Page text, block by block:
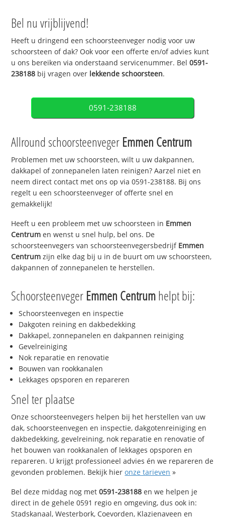
Bel nu vrijblijvend!
Heeft u dringend een schoorsteenveger nodig voor uw
schoorsteen of dak? Ook voor een offerte en/of advies kunt
u ons bereiken via onderstaand servicenummer. Bel0591-
238188 bij vragen over lekkende schoorsteen.
0591-238188
Allround schoorsteenveger Emmen Centrum
Problemen met uw schoorsteen, wilt u uw dakpannen,
dakkapel of zonnepanelen laten reinigen? Aarzel niet en
neem direct contact met ons op via 0591-238188. Bij ons
regelt u een schoorsteenveger of offerte snel en
gemakkelijk!
Heeft u een probleem met uw schoorsteen in Emmen
Centrum en wenst u snel hulp, bel ons. De
schoorsteenvegers van schoorsteenvegersbedrijf Emmen
Centrum zijn elke dag bij u in de buurt om uw schoorsteen,
dakpannen of zonnepanelen te herstellen.
Schoorsteenveger Emmen Centrumhelpt bij:
Schoorsteenvegen en inspectie
Dakgoten reining en dakbedekking
Dakkapel, zonnepanelen en dakpannen reiniging
Gevelreiniging
Nok reparatie en renovatie
Bouwen van rookkanalen
Lekkages opsporen en repareren
Snel ter plaatse
Onze schoorsteenvegers helpen bij het herstellen van uw
dak, schoorsteenvegen en inspectie, dakgotenreiniging en
dakbedekking, gevelreining, nok reparatie en renovatie of
het bouwen van rookkanalen of lekkages opsporen en
repareren. U krijgt professioneel advies én we repareren de
gevonden problemen. Bekijk hieronze tarieven »
Bel deze middag nog met0591-238188 en we helpen je
direct in de gehele 0591 regio en omgeving, dus ook in:
Stadskanaal, Westerbork, Coevorden, Klazienaveen en